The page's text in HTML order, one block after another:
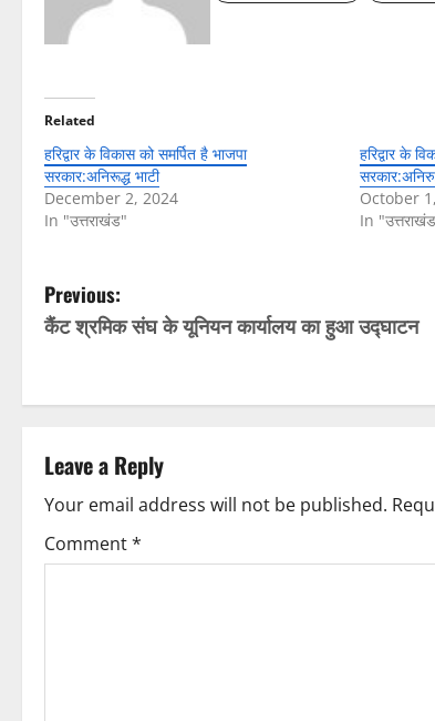
Related
हरिद्वार के विकास को समर्पित है भाजपा
सरकार:अनिरूद्ध भाटी
December 2, 2024
In "उत्तराखंड"
हरिद्वार के
October
In
P
o
s
n
a
v
Previous:
कैंट श्रमिक संघ के यूनियन कार्यालय का हुआ उद्घाटन
Leave a Reply
Your email address will not be published.
Comment*